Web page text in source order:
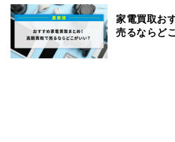
家電買取お
売るならど